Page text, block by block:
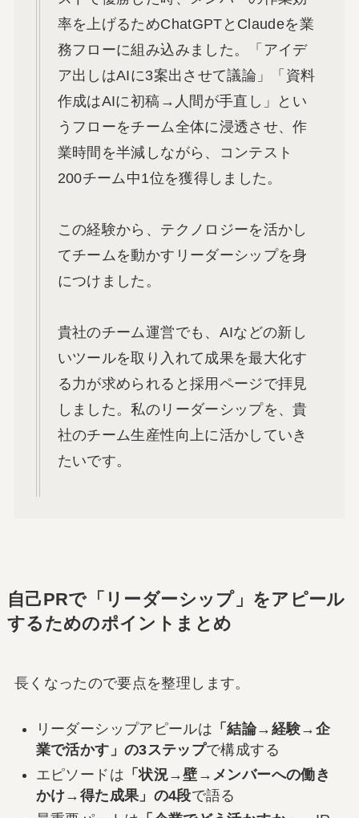
率を上げるためChatGPTとClaudeを業
務フローに組み込みました。「アイデ
ア出しはAIに3案出させて議論」「資料
作成はAIに初稿→人間が手直し」とい
うフローをチーム全体に浸透させ、作
業時間を半減しながら、コンテスト
200チーム中1位を獲得しました。
この経験から、テクノロジーを活かし
てチームを動かすリーダーシップを身
につけました。
貴社のチーム運営でも、AIなどの新し
いツールを取り入れて成果を最大化す
る力が求められると採用ページで拝見
しました。私のリーダーシップを、貴
社のチーム生産性向上に活かしていき
たいです。
自己PRで「リーダーシップ」をアピール
するためのポイントまとめ
長くなったので要点を整理します。
リーダーシップアピールは 「結論→経験→企
業で活かす」の3ステップで構成する
エピソードは 「状況→壁→メンバーへの働き
かけ→得た成果」の4段で語る